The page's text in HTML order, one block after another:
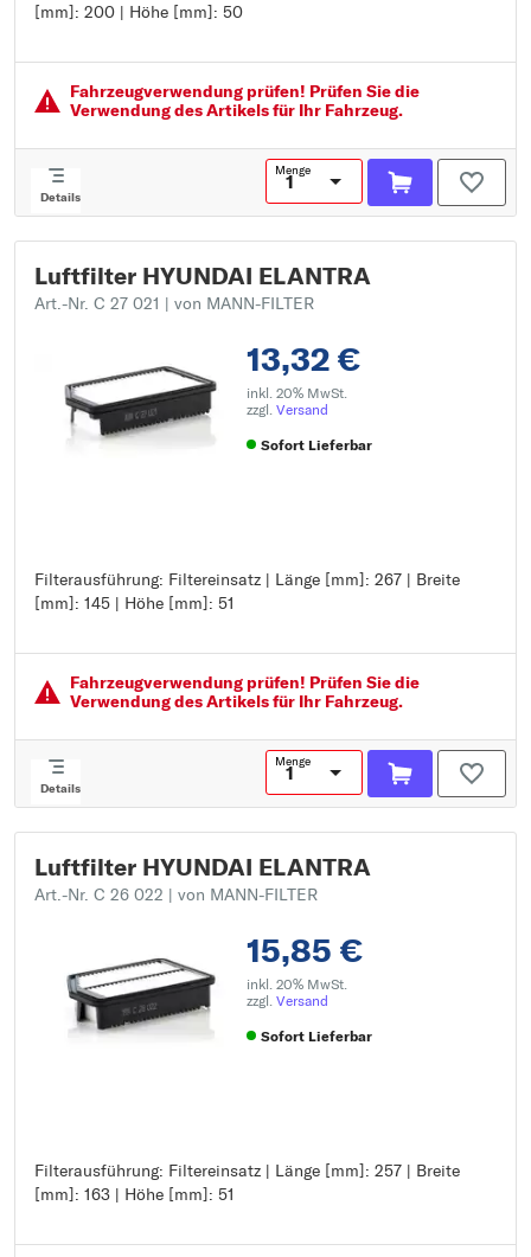
[mm]: 200 | Höhe [mm]: 50
Länge [mm]: 190
Höhe [mm]: 50
Fahrzeugver­wendung prüfen! Prüfen Sie die
Verwendung des Artikels für Ihr Fahrzeug.
Details
Menge
Luftfilter HYUNDAI ELANTRA
Art.-Nr. C 27 021 | von MANN-FILTER
13,32 €
inkl. 20% MwSt.
zzgl. Versand
Sofort Lieferbar
Filterausführung: Filtereinsatz | Länge [mm]: 267 | Breite
[mm]: 145 | Höhe [mm]: 51
Filterausführung: Filtereinsatz
Länge [mm]: 267
Höhe [mm]: 51
Fahrzeugver­wendung prüfen! Prüfen Sie die
Verwendung des Artikels für Ihr Fahrzeug.
Details
Menge
Luftfilter HYUNDAI ELANTRA
Art.-Nr. C 26 022 | von MANN-FILTER
15,85 €
inkl. 20% MwSt.
zzgl. Versand
Sofort Lieferbar
Filterausführung: Filtereinsatz | Länge [mm]: 257 | Breite
[mm]: 163 | Höhe [mm]: 51
Filterausführung: Filtereinsatz
Länge [mm]: 257
Höhe [mm]: 51